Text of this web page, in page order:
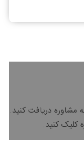
مشاوره دریافت کنید.
کلیک کنید.